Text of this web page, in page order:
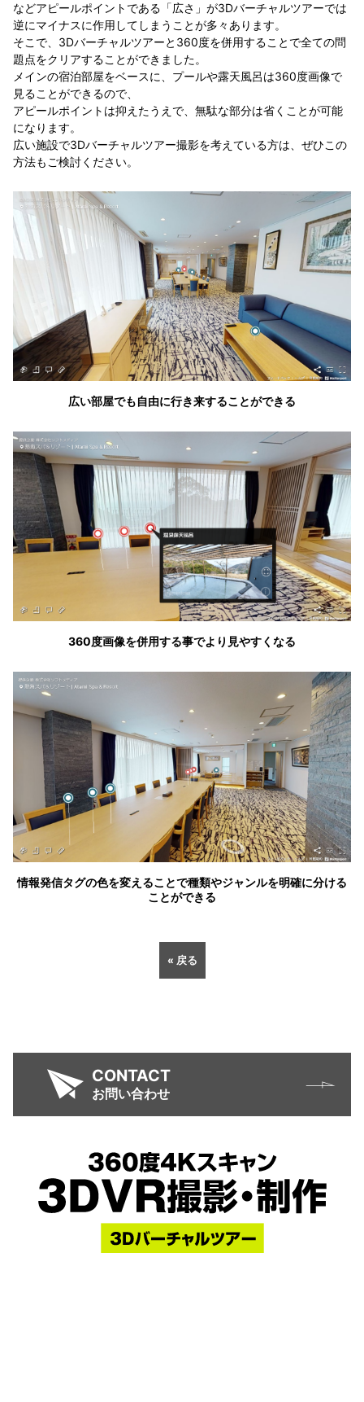
などアピールポイントである「広さ」が3Dバーチャルツアーでは
逆にマイナスに作用してしまうことが多々あります。
そこで、3Dバーチャルツアーと360度を併用することで全ての問
題点をクリアすることができました。
メインの宿泊部屋をベースに、プールや露天風呂は360度画像で
見ることができるので、
アピールポイントは抑えたうえで、無駄な部分は省くことが可能
になります。
広い施設で3Dバーチャルツアー撮影を考えている方は、ぜひこの
方法もご検討ください。
広い部屋でも自由に行き来することができる
360度画像を併用する事でより見やすくなる
情報発信タグの色を変えることで種類やジャンルを明確に分ける
ことができる
« 戻る
CONTACT
お問い合わせ